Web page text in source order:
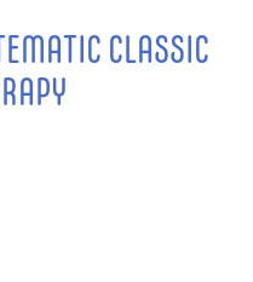
CLASSIC